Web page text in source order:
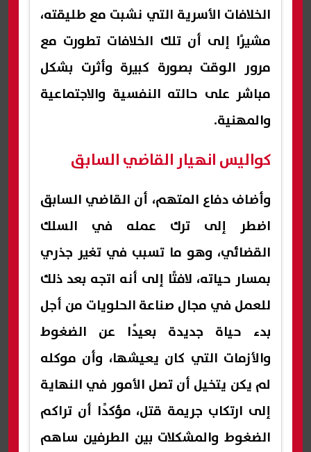
الخلافات الأسرية التي نشبت مع طليقته،
مشيرًا إلى أن تلك الخلافات تطورت مع
مرور الوقت بصورة كبيرة وأثرت بشكل
مباشر على حالته النفسية والاجتماعية
والمهنية.
كواليس انهيار القاضي السابق
وأضاف دفاع المتهم، أن القاضي السابق
اضطر إلى ترك عمله في السلك
القضائي، وهو ما تسبب في تغير جذري
بمسار حياته، لافتًا إلى أنه اتجه بعد ذلك
للعمل في مجال صناعة الحلويات من أجل
بدء حياة جديدة بعيدًا عن الضغوط
والأزمات التي كان يعيشها، وأن موكله
لم يكن يتخيل أن تصل الأمور في النهاية
إلى ارتكاب جريمة قتل، مؤكدًا أن تراكم
الضغوط والمشكلات بين الطرفين ساهم